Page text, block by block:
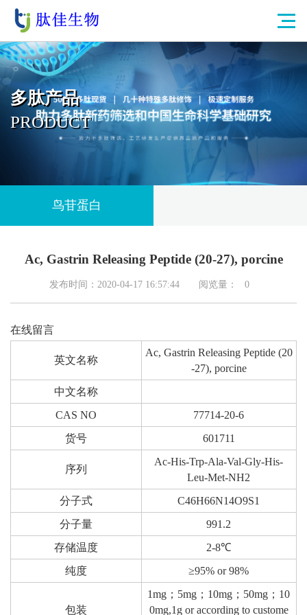
多肽产品
PRODUCT
鸟苷蛋白
Ac, Gastrin Releasing Peptide (20-27), porcine
发布时间：2020-04-17 16:57:44 阅览量： 0
在线留言
英文名称
Ac, Gastrin Releasing Peptide (20
-27), porcine
中文名称
CAS NO
77714-20-6
货号
601711
序列
Ac-His-Trp-Ala-Val-Gly-His-
Leu-Met-NH2
分子式
C46H66N14O9S1
分子量
991.2
存储温度
2-8℃
纯度
≥95% or 98%
包装
1mg；5mg；10mg；50mg；10
0mg,1g or according to custome